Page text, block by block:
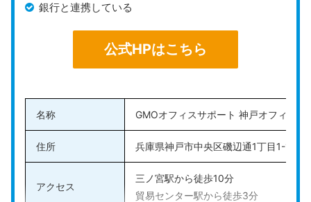
銀行と連携している
公式HPはこちら
名称 GMOオフィスサポート 神戸オフィス
住所 兵庫県神戸市中央区磯辺通1丁目1-18
アクセス
三ノ宮駅から徒歩10分
貿易センター駅から徒歩3分